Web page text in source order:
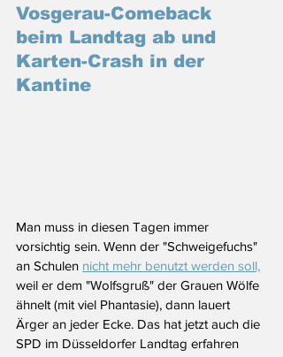
Vosgerau-Comeback
beim Landtag ab und
Karten-Crash in der
Kantine
Man muss in diesen Tagen immer
vorsichtig sein. Wenn der "Schweigefuchs"
an Schulen nicht mehr benutzt werden soll,
weil er dem "Wolfsgruß" der Grauen Wölfe
ähnelt (mit viel Phantasie), dann lauert
Ärger an jeder Ecke. Das hat jetzt auch die
SPD im Düsseldorfer Landtag erfahren